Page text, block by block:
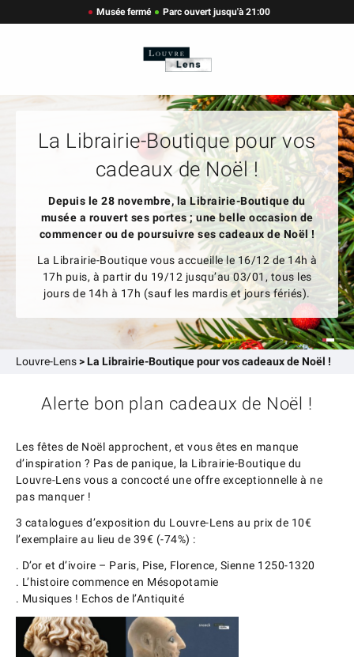
Musée fermé Parc ouvert jusqu'à 21:00
La Librairie-Boutique pour vos
cadeaux de Noël !
Depuis le 28 novembre, la Librairie-Boutique du
musée a rouvert ses portes; une belle occasion de
commencer ou de poursuivre ses cadeaux de Noël !
La Librairie-Boutique vous accueille le 16/12 de 14h à
17h puis, à partir du 19/12 jusqu’au 03/01, tous les
jours de 14h à 17h (sauf les mardis et jours fériés).
Louvre-Lens>La Librairie-Boutique pour vos cadeaux de Noël !
Alerte bon plan cadeaux de Noël !
Les fêtes de Noël approchent, et vous êtes en manque
d’inspiration ? Pas de panique, la Librairie-Boutique du
Louvre-Lens vous a concocté une offre exceptionnelle à ne
pas manquer !
3 catalogues d’exposition du Louvre-Lens au prix de 10€
l’exemplaire au lieu de 39€ (-74%) :
. D’or et d’ivoire – Paris, Pise, Florence, Sienne 1250-1320
. L’histoire commence en Mésopotamie
. Musiques ! Echos de l’Antiquité